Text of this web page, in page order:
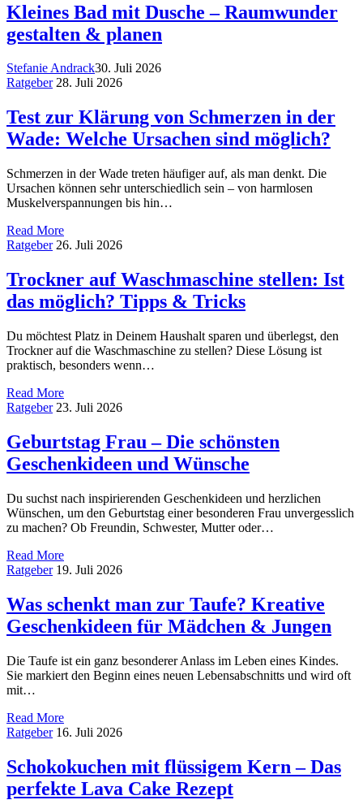
Kleines Bad mit Dusche – Raumwunder
gestalten & planen
Stefanie Andrack30. Juli 2026
Ratgeber 28. Juli 2026
Test zur Klärung von Schmerzen in der
Wade: Welche Ursachen sind möglich?
Schmerzen in der Wade treten häufiger auf, als man denkt. Die
Ursachen können sehr unterschiedlich sein – von harmlosen
Muskelverspannungen bis hin…
Read More
Ratgeber 26. Juli 2026
Trockner auf Waschmaschine stellen: Ist
das möglich? Tipps & Tricks
Du möchtest Platz in Deinem Haushalt sparen und überlegst, den
Trockner auf die Waschmaschine zu stellen? Diese Lösung ist
praktisch, besonders wenn…
Read More
Ratgeber 23. Juli 2026
Geburtstag Frau – Die schönsten
Geschenkideen und Wünsche
Du suchst nach inspirierenden Geschenkideen und herzlichen
Wünschen, um den Geburtstag einer besonderen Frau unvergesslich
zu machen? Ob Freundin, Schwester, Mutter oder…
Read More
Ratgeber 19. Juli 2026
Was schenkt man zur Taufe? Kreative
Geschenkideen für Mädchen & Jungen
Die Taufe ist ein ganz besonderer Anlass im Leben eines Kindes.
Sie markiert den Beginn eines neuen Lebensabschnitts und wird oft
mit…
Read More
Ratgeber 16. Juli 2026
Schokokuchen mit flüssigem Kern – Das
perfekte Lava Cake Rezept